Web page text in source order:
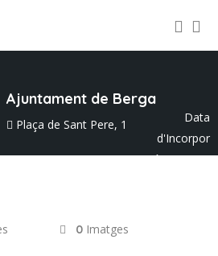
Ajuntament de Berga
Plaça de Sant Pere, 1
Data
d'Incorpor
ació: ag. 2023
0 Imatges